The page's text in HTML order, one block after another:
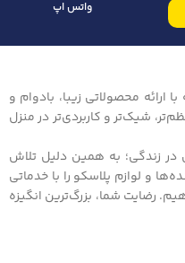
واتس اپ
محصولاتی زیبا، بادوام و
شیک‌تر و کاربردی‌تر در منزل
در زندگی؛ به همین دلیل تلاش
و لوازم پلاسکو را با خدماتی
رضایت شما، بزرگ‌ترین انگیزه